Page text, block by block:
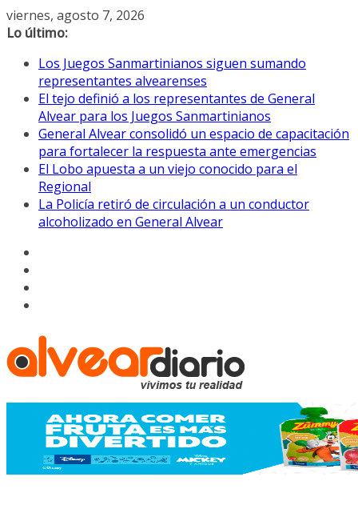
Saltar
al
viernes, agosto 7, 2026
Lo último:
Los Juegos Sanmartinianos siguen sumando
representantes alvearenses
El tejo definió a los representantes de General
Alvear para los Juegos Sanmartinianos
General Alvear consolidó un espacio de capacitación
para fortalecer la respuesta ante emergencias
El Lobo apuesta a un viejo conocido para el
Regional
La Policía retiró de circulación a un conductor
alcoholizado en General Alvear